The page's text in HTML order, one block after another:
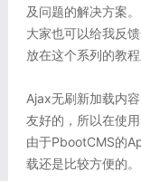
及问题的解决方案。
大家也可以给我反
放在这个系列的教程
Ajax无刷新加载内
友好的，所以在使
由于PbootCMS的
载还是比较方便的。